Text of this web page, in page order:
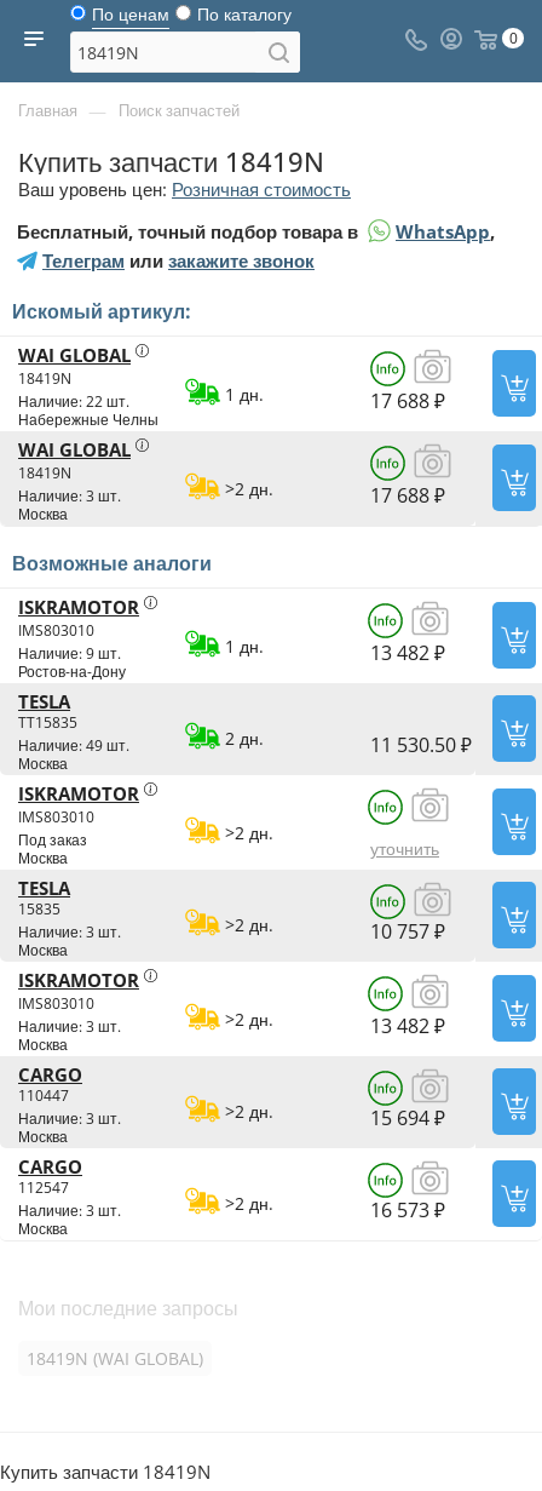
По ценам По каталогу
0
Главная — Поиск запчастей
Купить запчасти 18419N
Ваш уровень цен: Розничная стоимость
Бесплатный, точный подбор товара в
WhatsApp,
Телеграм или закажите звонок
Искомый артикул:
WAI GLOBAL
18419N
Наличие: 22 шт.
Набережные Челны
1 дн. 17 688 ₽
WAI GLOBAL
18419N
Наличие: 3 шт.
Москва
>2 дн. 17 688 ₽
Возможные аналоги
ISKRAMOTOR
IMS803010
Наличие: 9 шт.
Ростов-на-Дону
1 дн. 13 482 ₽
TESLA
TT15835
Наличие: 49 шт.
Москва
2 дн. 11 530.50 ₽
ISKRAMOTOR
IMS803010
Под заказ
Москва
>2 дн.
уточнить
TESLA
15835
Наличие: 3 шт.
Москва
>2 дн. 10 757 ₽
ISKRAMOTOR
IMS803010
Наличие: 3 шт.
Москва
>2 дн. 13 482 ₽
CARGO
110447
Наличие: 3 шт.
Москва
>2 дн. 15 694 ₽
CARGO
112547
Наличие: 3 шт.
Москва
>2 дн. 16 573 ₽
Мои последние запросы
18419N (WAI GLOBAL)
Купить запчасти 18419N